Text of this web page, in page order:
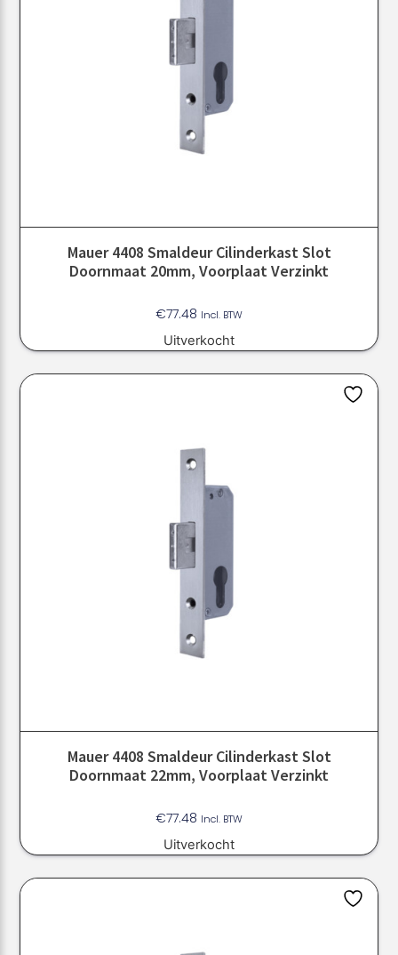
Mauer 4408 Smaldeur Cilinderkast Slot
Doornmaat 20mm, Voorplaat Verzinkt
€77.48 Incl. BTW
Uitverkocht
Mauer 4408 Smaldeur Cilinderkast Slot
Doornmaat 22mm, Voorplaat Verzinkt
€77.48 Incl. BTW
Uitverkocht